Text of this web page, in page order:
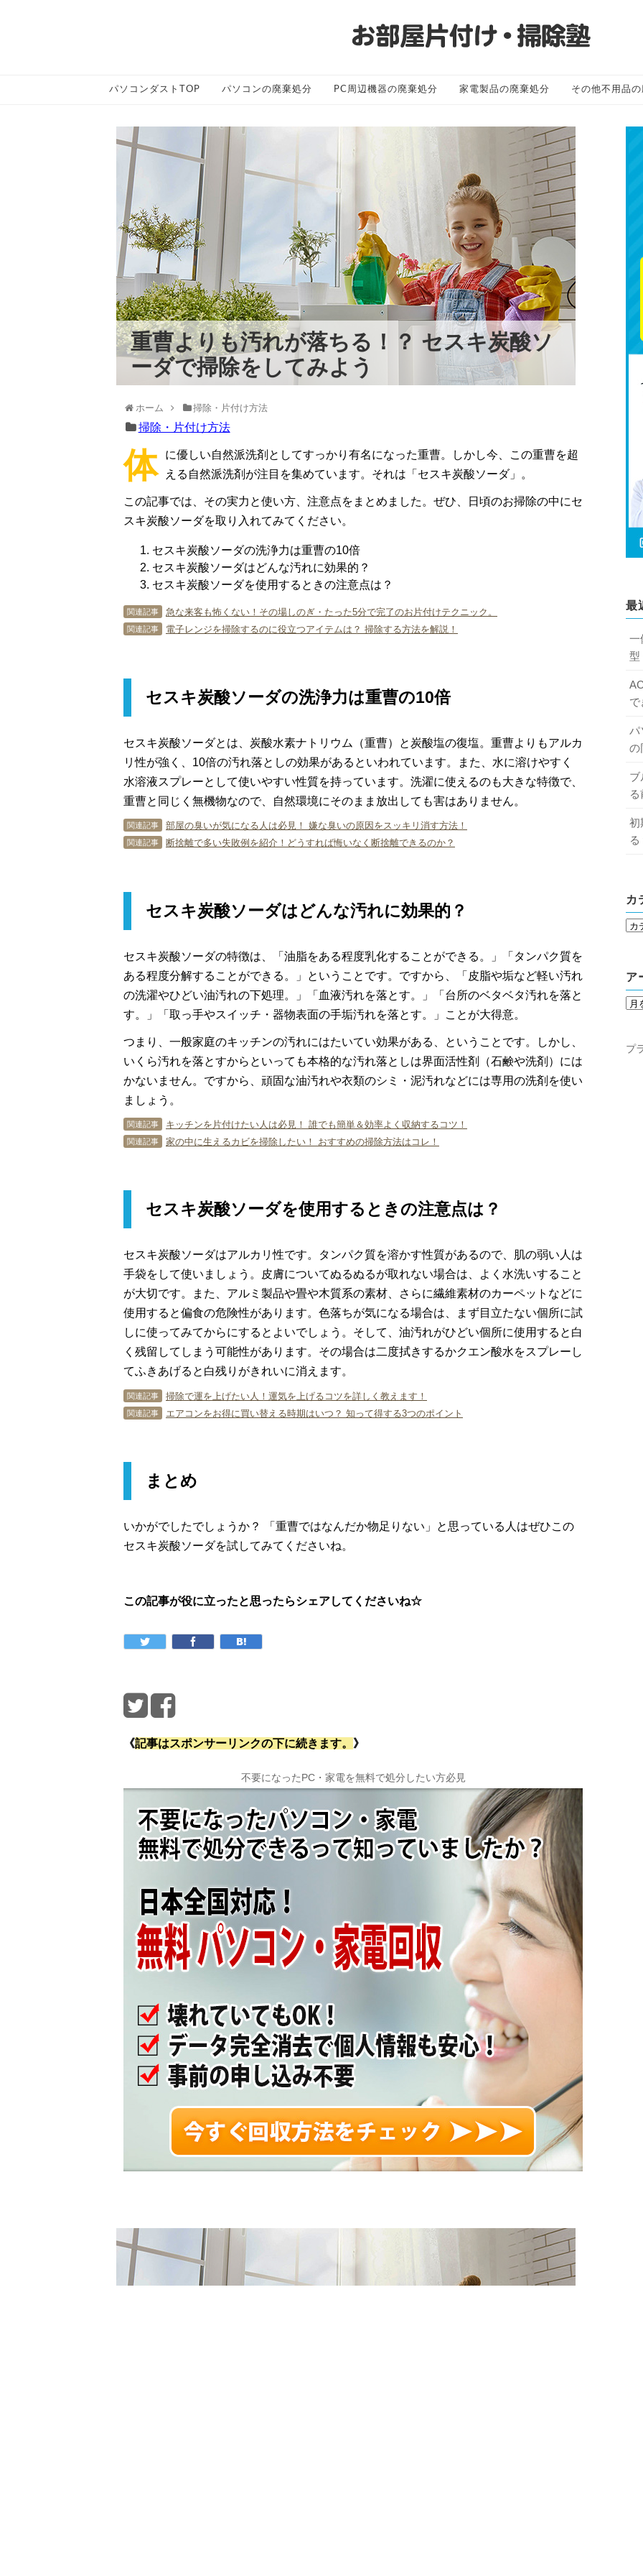
パソコンダストTOP パソコンの廃棄処分 PC周辺機器の廃棄処分 家電製品の廃棄処分 その他不用品
重曹よりも汚れが落ちる！？ セスキ炭酸ソ
ーダで掃除をしてみよう
ホーム 掃除・片付け方法
掃除・片付け方法
体
に優しい自然派洗剤としてすっかり有名になった重曹。しかし今、この重曹を超
える自然派洗剤が注目を集めています。それは「セスキ炭酸ソーダ」。
この記事では、その実力と使い方、注意点をまとめました。ぜひ、日頃のお掃除の中にセ
スキ炭酸ソーダを取り入れてみてください。
セスキ炭酸ソーダの洗浄力は重曹の10倍
セスキ炭酸ソーダはどんな汚れに効果的？
セスキ炭酸ソーダを使用するときの注意点は？
関連記事 急な来客も怖くない！その場しのぎ・たった5分で完了のお片付けテクニック。
関連記事 電子レンジを掃除するのに役立つアイテムは？ 掃除する方法を解説！
セスキ炭酸ソーダの洗浄力は重曹の10倍
セスキ炭酸ソーダとは、炭酸水素ナトリウム（重曹）と炭酸塩の復塩。重曹よりもアルカ
リ性が強く、10倍の汚れ落としの効果があるといわれています。また、水に溶けやすく
水溶液スプレーとして使いやすい性質を持っています。洗濯に使えるのも大きな特徴で、
重曹と同じく無機物なので、自然環境にそのまま放出しても害はありません。
関連記事 部屋の臭いが気になる人は必見！ 嫌な臭いの原因をスッキリ消す方法！
関連記事 断捨離で多い失敗例を紹介！どうすれば悔いなく断捨離できるのか？
セスキ炭酸ソーダはどんな汚れに効果的？
セスキ炭酸ソーダの特徴は、「油脂をある程度乳化することができる。」「タンパク質を
ある程度分解することができる。」ということです。ですから、「皮脂や垢など軽い汚れ
の洗濯やひどい油汚れの下処理。」「血液汚れを落とす。」「台所のベタベタ汚れを落と
す。」「取っ手やスイッチ・器物表面の手垢汚れを落とす。」ことが大得意。
つまり、一般家庭のキッチンの汚れにはたいてい効果がある、ということです。しかし、
いくら汚れを落とすからといっても本格的な汚れ落としは界面活性剤（石鹸や洗剤）には
かないません。ですから、頑固な油汚れや衣類のシミ・泥汚れなどには専用の洗剤を使い
ましょう。
関連記事 キッチンを片付けたい人は必見！ 誰でも簡単＆効率よく収納するコツ！
関連記事 家の中に生えるカビを掃除したい！ おすすめの掃除方法はコレ！
セスキ炭酸ソーダを使用するときの注意点は？
セスキ炭酸ソーダはアルカリ性です。タンパク質を溶かす性質があるので、肌の弱い人は
手袋をして使いましょう。皮膚についてぬるぬるが取れない場合は、よく水洗いすること
が大切です。また、アルミ製品や畳や木質系の素材、さらに繊維素材のカーペットなどに
使用すると偏食の危険性があります。色落ちが気になる場合は、まず目立たない個所に試
しに使ってみてからにするとよいでしょう。そして、油汚れがひどい個所に使用すると白
く残留してしまう可能性があります。その場合は二度拭きするかクエン酸水をスプレーし
てふきあげると白残りがきれいに消えます。
関連記事 掃除で運を上げたい人！運気を上げるコツを詳しく教えます！
関連記事 エアコンをお得に買い替える時期はいつ？ 知って得する3つのポイント
まとめ
いかがでしたでしょうか？ 「重曹ではなんだか物足りない」と思っている人はぜひこの
セスキ炭酸ソーダを試してみてくださいね。
この記事が役に立ったと思ったらシェアしてくださいね☆
《記事はスポンサーリンクの下に続きます。 》
不要になったPC・家電を無料で処分したい方必見
最
一
型
で
パ
の
ブ
初
カ
ア
プ